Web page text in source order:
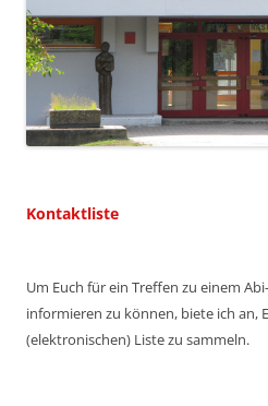
Kontaktliste
Um Euch für ein Treffen zu einem
informieren zu können, biete ich an,
(elektronischen) Liste zu sammeln.